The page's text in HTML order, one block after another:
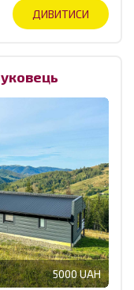
ДИВИТИСИ
5000 UAH